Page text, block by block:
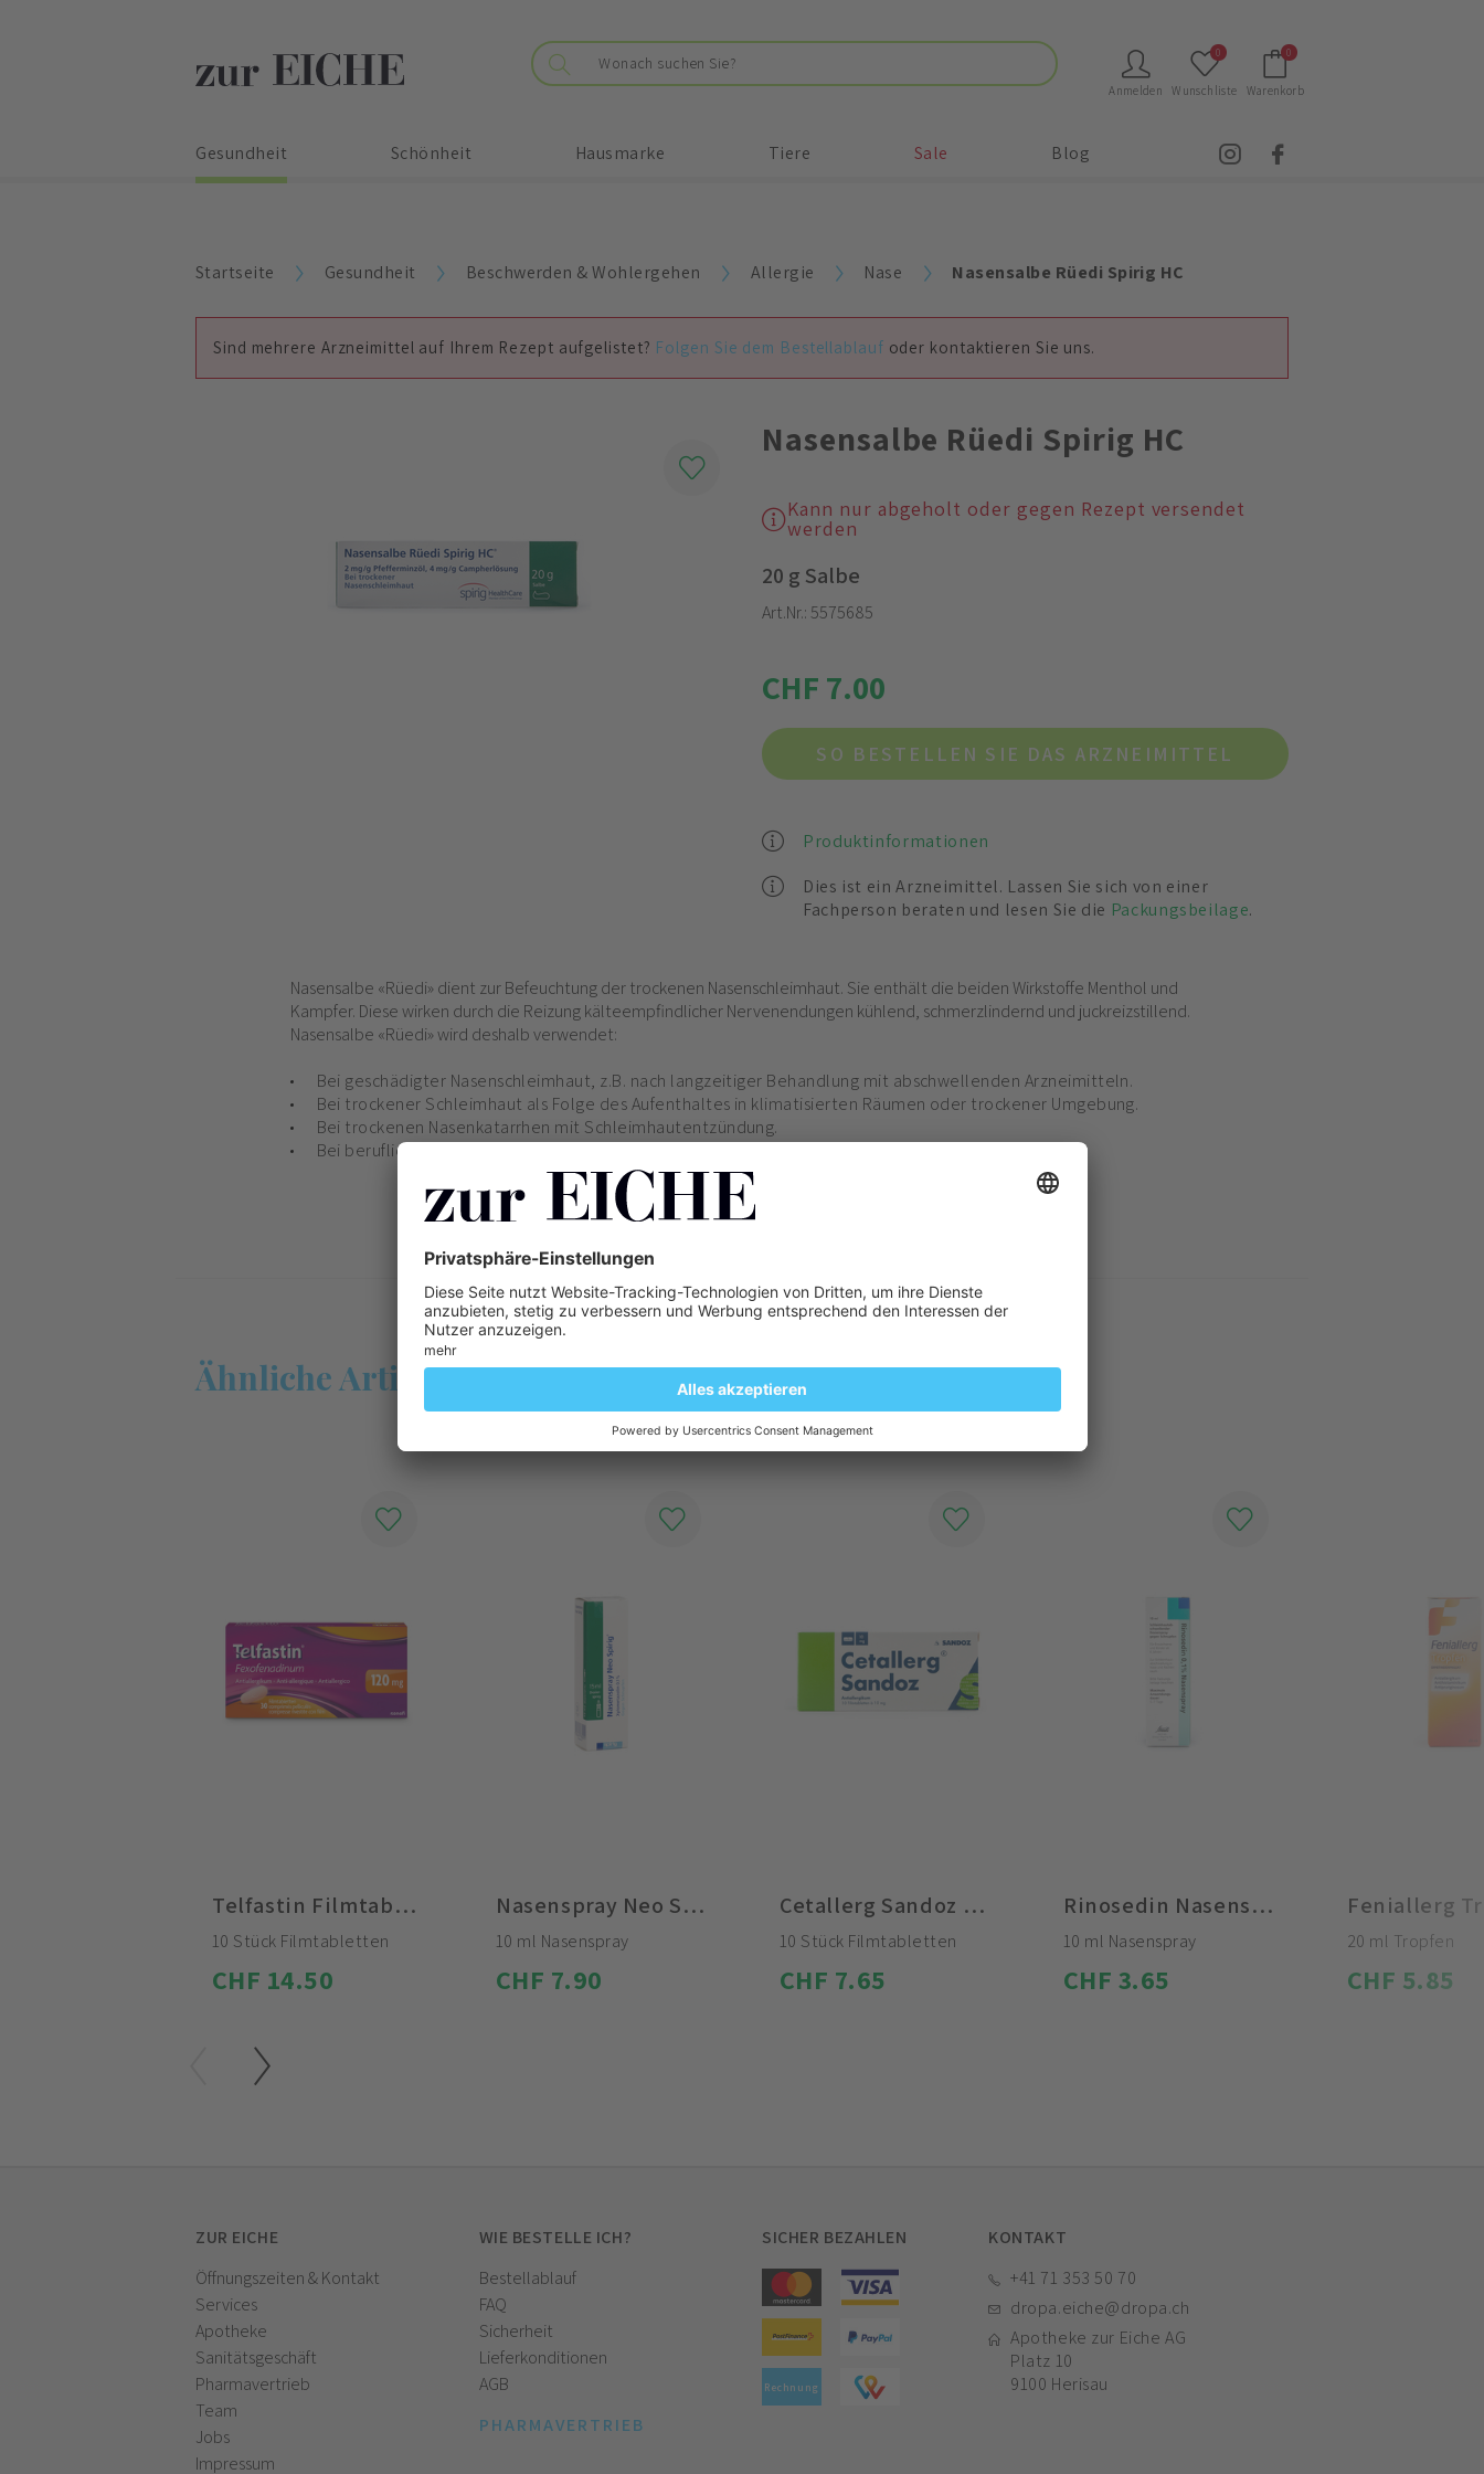
Anmelden
0
Wunschliste
0
Warenkorb
Gesundheit Schönheit Hausmarke Tiere Sale Blog
Startseite Gesundheit Beschwerden & Wohlergehen Allergie Nase Nasensalbe Rüedi Spirig HC
Sind mehrere Arzneimittel auf Ihrem Rezept aufgelistet? Folgen Sie dem Bestellablauf oder kontaktieren Sie uns.
Nasensalbe Rüedi Spirig HC
Kann nur abgeholt oder gegen Rezept versendet
werden
20 g Salbe
Art.Nr.:5575685
CHF 7.00
SO BESTELLEN SIE DAS ARZNEIMITTEL
Produktinformationen
Dies ist ein Arzneimittel. Lassen Sie sich von einer
Fachperson beraten und lesen Sie die Packungsbeilage.
Nasensalbe «Rüedi» dient zur Befeuchtung der trockenen Nasenschleimhaut. Sie enthält die beiden Wirkstoffe Menthol und
Kampfer. Diese wirken durch die Reizung kälteempfindlicher Nervenendungen kühlend, schmerzlindernd und juckreizstillend.
Nasensalbe «Rüedi» wird deshalb verwendet:
Bei geschädigter Nasenschleimhaut, z.B. nach langzeitiger Behandlung mit abschwellenden Arzneimitteln.
Bei trockener Schleimhaut als Folge des Aufenthaltes in klimatisierten Räumen oder trockener Umgebung.
Bei trockenen Nasenkatarrhen mit Schleimhautentzündung.
Bei beruflich bedingter Reizung der Nasenschleimhaut.
Ähnliche Artikel
Telfastin Filmtabletten 120mg
10 Stück Filmtabletten
CHF 14.50
Nasenspray Neo Spirig HC 0.1%
10 ml Nasenspray
CHF 7.90
Cetallerg Sandoz 10 mg Filmtabletten
10 Stück Filmtabletten
CHF 7.65
Rinosedin Nasenspray 0,1%
10 ml Nasenspray
CHF 3.65
20 ml Tropfen
CHF 5.85
KONTAKT
+41 71 353 50 70
dropa.eiche@dropa.ch
Apotheke zur Eiche AG
Platz 10
9100 Herisau
ZUR EICHE
Öffnungszeiten & Kontakt
Services
Apotheke
Sanitätsgeschäft
Pharmavertrieb
Team
Jobs
Impressum
WIE BESTELLE ICH?
Bestellablauf
FAQ
Sicherheit
Lieferkonditionen
AGB
PHARMAVERTRIEB
SICHER BEZAHLEN
Rechnung